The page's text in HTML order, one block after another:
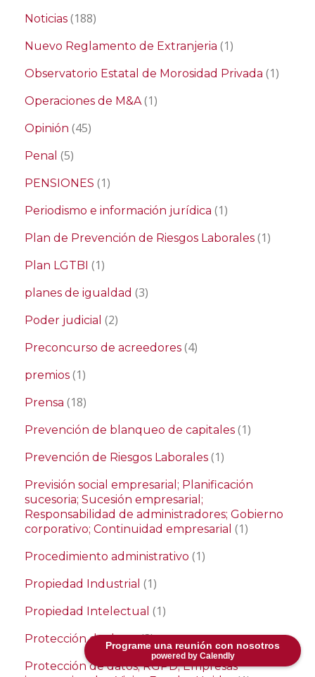
Programe una reunión con nosotros
powered by Calendly
Noticias (188)
Nuevo Reglamento de Extranjeria (1)
Observatorio Estatal de Morosidad Privada (1)
Operaciones de M&A(1)
Opinión (45)
Penal (5)
PENSIONES (1)
Periodismo e información jurídica (1)
Plan de Prevención de Riesgos Laborales (1)
Plan LGTBI (1)
planes de igualdad (3)
Poder judicial (2)
Preconcurso de acreedores (4)
premios (1)
Prensa (18)
Prevención de blanqueo de capitales (1)
Prevención de Riesgos Laborales (1)
Previsión social empresarial; Planificación
sucesoria; Sucesión empresarial;
Responsabilidad de administradores; Gobierno
corporativo; Continuidad empresarial (1)
Procedimiento administrativo (1)
Propiedad Industrial (1)
Propiedad Intelectual (1)
Protección de datos(3)
Protección de datos; RGPD; Empresas